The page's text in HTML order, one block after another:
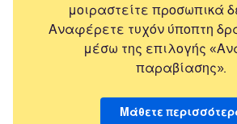
μοιραστείτε προσωπικά
Αναφέρετε τυχόν ύποπτη
μέσω της επιλογής
παραβίασης».
Μάθετε